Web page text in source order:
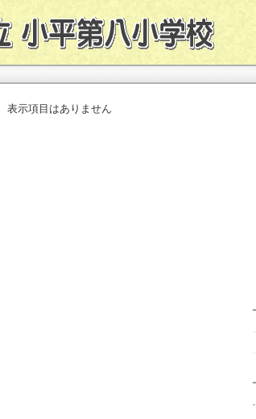
表示項目はありません